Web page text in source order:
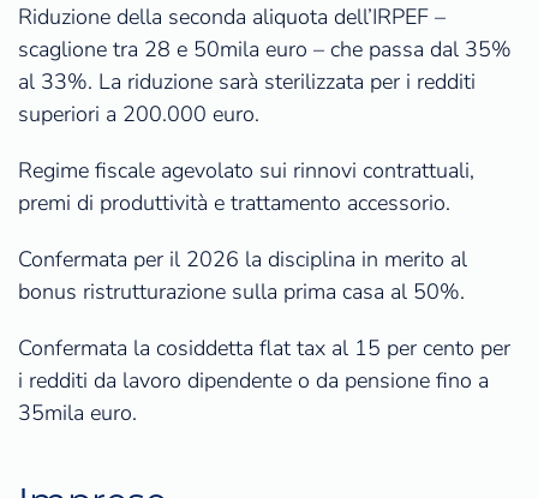
Riduzione della seconda aliquota dell’IRPEF –
scaglione tra 28 e 50mila euro – che passa dal 35%
al 33%. La riduzione sarà sterilizzata per i redditi
superiori a 200.000 euro.
Regime fiscale agevolato sui rinnovi contrattuali,
premi di produttività e trattamento accessorio.
Confermata per il 2026 la disciplina in merito al
bonus ristrutturazione sulla prima casa al 50%.
Confermata la cosiddetta flat tax al 15 per cento per
i redditi da lavoro dipendente o da pensione fino a
35mila euro.